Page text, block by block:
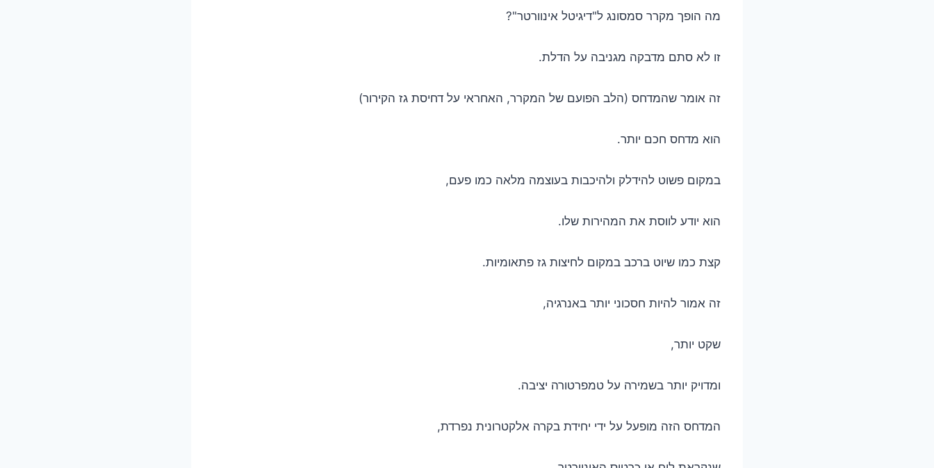
מה הופך מקרר סמסונג ל"דיגיטל אינוורטר"?
זו לא סתם מדבקה מגניבה על הדלת.
זה אומר שהמדחס (הלב הפועם של המקרר, האחראי על דחיסת גז הקירור)
הוא מדחס חכם יותר.
במקום פשוט להידלק ולהיכבות בעוצמה מלאה כמו פעם,
הוא יודע לווסת את המהירות שלו.
קצת כמו שיוט ברכב במקום לחיצות גז פתאומיות.
זה אמור להיות חסכוני יותר באנרגיה,
שקט יותר,
ומדויק יותר בשמירה על טמפרטורה יציבה.
המדחס הזה מופעל על ידי יחידת בקרה אלקטרונית נפרדת,